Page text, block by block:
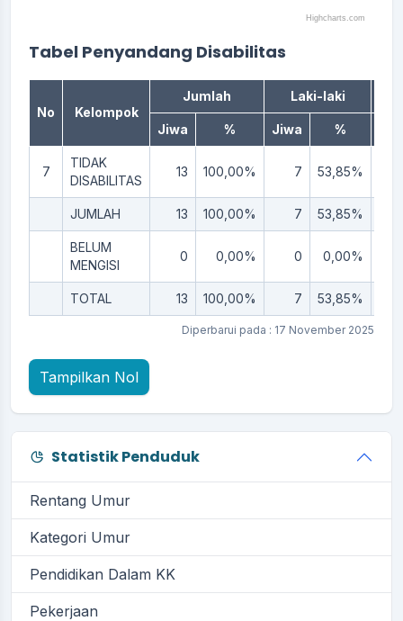
Statistik Penduduk
Rentang Umur
Kategori Umur
Pendidikan Dalam KK
Pekerjaan
Highcharts.com
Tabel Penyandang Disabilitas
No Kelompok
Jumlah Laki-laki
Jiwa % Jiwa %
7
TIDAK
DISABILITAS
13 100,00% 7 53,85%
JUMLAH 13 100,00% 7 53,85%
BELUM
MENGISI
0 0,00% 0 0,00%
TOTAL 13 100,00% 7 53,85%
Diperbarui pada : 17 November 2025
Tampilkan Nol